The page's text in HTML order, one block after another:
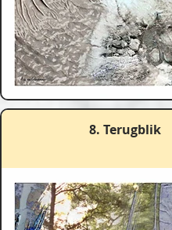
8. Terugblik